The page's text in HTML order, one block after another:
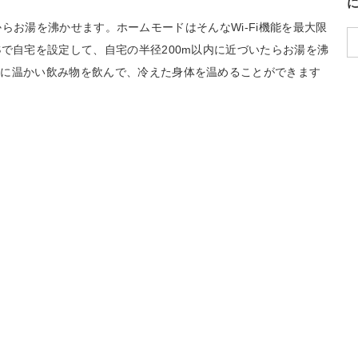
お湯を沸かせます。ホームモードはそんなWi-Fi機能を最大限
自宅を設定して、自宅の半径200m以内に近づいたらお湯を沸
温かい飲み物を飲んで、冷えた身体を温めることができます